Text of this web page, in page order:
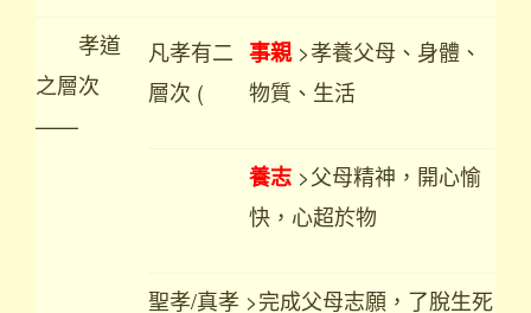
孝道
之層次
——
凡孝有二
層次 (
事親>孝養父母、身體、
物質、生活
養志 >父母精神，開心愉
快，心超於物
聖孝/真孝 >完成父母志願，了脫生死